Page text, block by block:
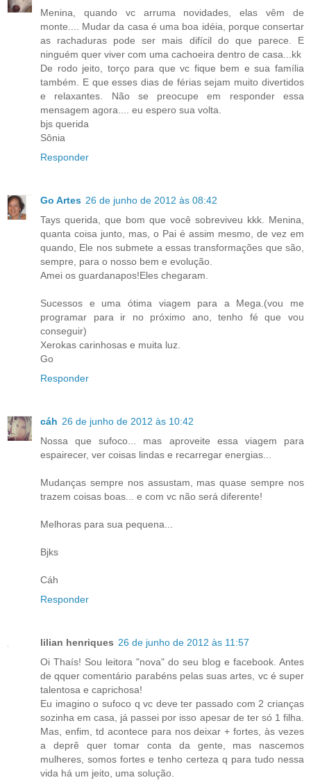
Menina, quando vc arruma novidades, elas vêm de
monte.... Mudar da casa é uma boa idéia, porque consertar
as rachaduras pode ser mais difícil do que parece. E
ninguém quer viver com uma cachoeira dentro de casa...kk
De rodo jeito, torço para que vc fique bem e sua família
também. E que esses dias de férias sejam muito divertidos
e relaxantes. Não se preocupe em responder essa
mensagem agora.... eu espero sua volta.
bjs querida
Sônia
Responder
Go Artes 26 de junho de 2012 às 08:42
Tays querida, que bom que você sobreviveu kkk. Menina,
quanta coisa junto, mas, o Pai é assim mesmo, de vez em
quando, Ele nos submete a essas transformações que são,
sempre, para o nosso bem e evolução.
Amei os guardanapos!Eles chegaram.
Sucessos e uma ótima viagem para a Mega.(vou me
programar para ir no próximo ano, tenho fé que vou
conseguir)
Xerokas carinhosas e muita luz.
Go
Responder
cáh 26 de junho de 2012 às 10:42
Nossa que sufoco... mas aproveite essa viagem para
espairecer, ver coisas lindas e recarregar energias...
Mudanças sempre nos assustam, mas quase sempre nos
trazem coisas boas... e com vc não será diferente!
Melhoras para sua pequena...
Bjks
Cáh
Responder
lilian henriques 26 de junho de 2012 às 11:57
Oi Thaís! Sou leitora "nova" do seu blog e facebook. Antes
de qquer comentário parabéns pelas suas artes, vc é super
talentosa e caprichosa!
Eu imagino o sufoco q vc deve ter passado com 2 crianças
sozinha em casa, já passei por isso apesar de ter só 1 filha.
Mas, enfim, td acontece para nos deixar + fortes, às vezes
a deprê quer tomar conta da gente, mas nascemos
mulheres, somos fortes e tenho certeza q para tudo nessa
vida há um jeito, uma solução.